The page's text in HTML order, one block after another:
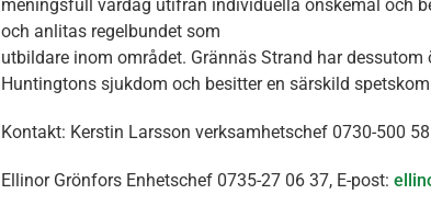
meningsfull vardag utifrån individuella önskemål och
och anlitas regelbundet som
utbildare inom området. Grännäs Strand har
Huntingtons sjukdom och besitter en särskild
Kontakt: Kerstin Larsson verksamhetschef 0730-500 58
Ellinor Grönfors Enhetschef 0735-27 06 37, E-post: